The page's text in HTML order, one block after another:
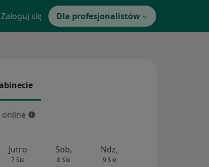
Zaloguj się Dla profesjonalistów
online
Jutro
7 Sie
Sob,
8 Sie
Ndz,
9 Sie